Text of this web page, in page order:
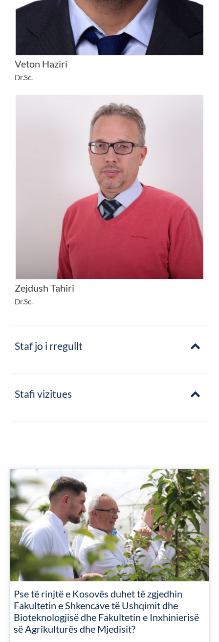
Veton Haziri
Dr.Sc.
Zejdush Tahiri
Dr.Sc.
Staf jo i rregullt
Stafi vizitues
Pse të rinjtë e Kosovës duhet të zgjedhin
Fakultetin e Shkencave të Ushqimit dhe
Bioteknologjisë dhe Fakultetin e Inxhinierisë
së Agrikulturës dhe Mjedisit?